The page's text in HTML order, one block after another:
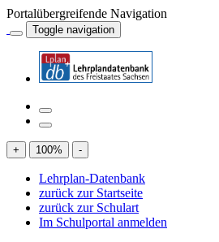
Portalübergreifende Navigation
Toggle navigation
+ 100% -
Lehrplan-Datenbank
zurück zur Startseite
zurück zur Schulart
Im Schulportal anmelden